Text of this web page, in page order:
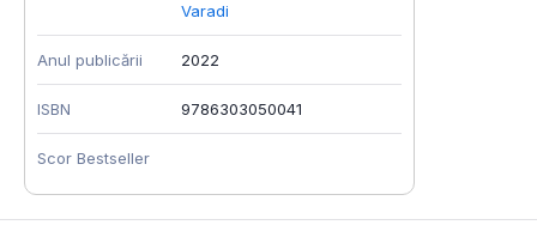
Varadi
Anul publicării 2022
ISBN 9786303050041
Scor Bestseller